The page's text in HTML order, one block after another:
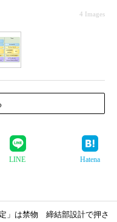
4 Images
LINE Hatena
」は禁物 締結部設計で押さ